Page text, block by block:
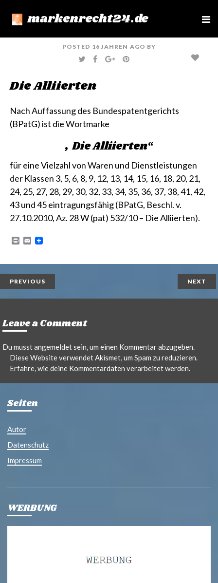
markenrecht24.de
e
POSTED 16 JAHREN AGO BY
T
W
T
E
F
A
O
G
O
P
I
Die Alliierten
Nach Auffassung des Bundespatentgerichts
(BPatG) ist die Wortmarke
„Die Alliierten“
für eine Vielzahl von Waren und Dienstleistungen
der Klassen 3, 5, 6, 8, 9, 12, 13, 14, 15, 16, 18, 20, 21,
24, 25, 27, 28, 29, 30, 32, 33, 34, 35, 36, 37, 38, 41, 42,
43 und 45eintragungsfähig(BPatG, Beschl. v.
27.10.2010, Az. 28 W (pat) 532/10 – Die Alliierten).
P
n
t
E
i
l
PREVIOUS NEXT
Leave a Comment
Du musstangemeldetsein, um einen Kommentar abzugeben.
Diese Website verwendet Akismet, um Spam zu reduzieren.
Erfahre, wie deine Kommentardaten verarbeitet werden.
Seiten
Autor
Datenschutz
Impressum
WERBUNG